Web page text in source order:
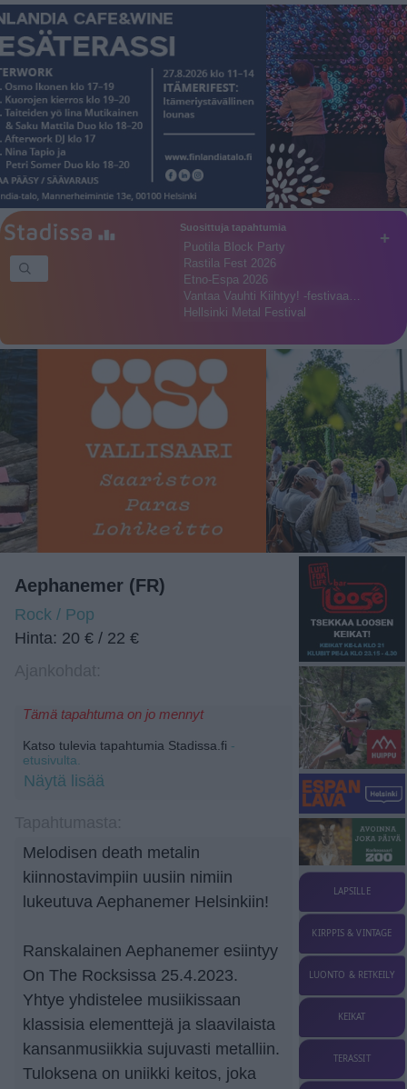
+
Suosittuja tapahtumia
Puotila Block Party
Rastila Fest 2026
Etno-Espa 2026
Vantaa Vauhti Kiihtyy! -festivaa…
Hellsinki Metal Festival
Aephanemer (FR)
Rock / Pop
Hinta: 20 € / 22 €
Tämä tapahtuma on jo mennyt
Katso tulevia tapahtumia Stadissa.fi -
etusivulta.
Näytä lisää
Melodisen death metalin
kiinnostavimpiin uusiin nimiin
lukeutuva Aephanemer Helsinkiin!
Ranskalainen Aephanemer esiintyy
On The Rocksissa 25.4.2023.
Yhtye yhdistelee musiikissaan
klassisia elementtejä ja slaavilaista
kansanmusiikkia sujuvasti metalliin.
Tuloksena on uniikki keitos, joka
LAPSILLE
KIRPPIS & VINTAGE
LUONTO & RETKEILY
KEIKAT
TERASSIT